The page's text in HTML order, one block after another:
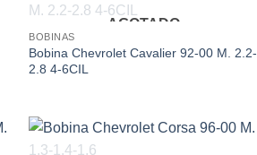
AGOTADO
BOBINAS
Bobina Chevrolet Cavalier 92-00 M. 2.2-
2.8 4-6CIL